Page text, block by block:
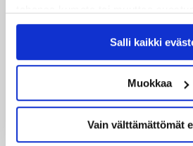
käytöstäEvästeet-sivultamme.
Salli kaikki
Muokkaa
Vain välttämättömät
JYPin harjoitusottelut tulevalle
27.07.2026
Ruotsalaishyökkääjä Arvid Costmar